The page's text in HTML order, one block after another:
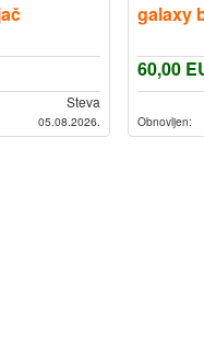
Steva
05.08.2026.
galaxy
60,00
Obnovljen: